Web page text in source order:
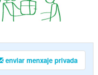
enviar menxaje privada